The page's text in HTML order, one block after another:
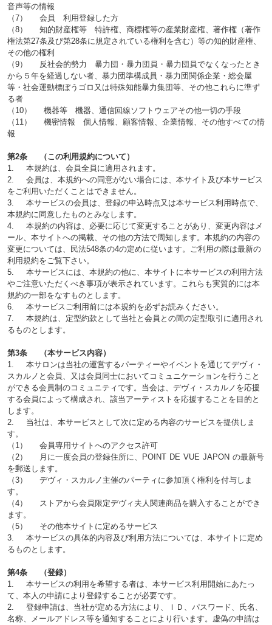
音声等の情報
（7） 会員 利用登録した方
（8） 知的財産権等 特許権、商標権等の産業財産権、著作権（著作
権法第27条及び第28条に規定されている権利を含む）等の知的財産権、
その他の権利
（9） 反社会的勢力 暴力団・暴力団員・暴力団員でなくなったとき
から５年を経過しない者、暴力団準構成員・暴力団関係企業・総会屋
等・社会運動標ぼうゴロ又は特殊知能暴力集団等、その他これらに準ず
る者
（10） 機器等 機器、通信回線ソフトウェアその他一切の手段
（11） 機密情報 個人情報、顧客情報、企業情報、その他すべての情
報
第2条 （この利用規約について）
1. 本規約は、会員全員に適用されます。
2. 会員は、本規約への同意がない場合には、本サイト及び本サービス
をご利用いただくことはできません。
3. 本サービスの会員は、登録の申込時点又は本サービス利用時点で、
本規約に同意したものとみなします。
4. 本規約の内容は、必要に応じて変更することがあり、変更内容はメ
ール、本サイトへの掲載、その他の方法で周知します。本規約の内容の
変更については、民法548条の4の定めに従います。ご利用の際は最新の
利用規約をご覧下さい。
5. 本サービスには、本規約の他に、本サイトに本サービスの利用方法
やご注意いただくべき事項が表示されています。これらも実質的には本
規約の一部をなすものとします。
6. 本サービスご利用前には本規約を必ずお読みください。
7. 本規約は、定型約款として当社と会員との間の定型取引に適用され
るものとします。
第3条 （本サービス内容）
1. 本サロンは当社の運営するパーティーやイベントを通じてデヴィ・
スカルノと会員、又は会員同士においてコミュニケーションを行うこと
ができる会員制のコミュニティです。当会は、デヴィ・スカルノを応援
する会員によって構成され、該当アーティストを応援することを目的と
します。
2. 当社は、本サービスとして次に定める内容のサービスを提供しま
す。
（1） 会員専用サイトへのアクセス許可
（2） 月に一度会員の登録住所に、POINT DE VUE JAPON の最新号
を郵送します。
（3） デヴィ・スカルノ主催のパーティに参加頂く権利を付与しま
す。
（4） ストアから会員限定デヴィ夫人関連商品を購入することができ
ます。
（5） その他本サイトに定めるサービス
3. 本サービスの具体的内容及び利用方法については、本サイトに定め
るものとします。
第4条 （登録）
1. 本サービスの利用を希望する者は、本サービス利用開始にあたっ
て、本人の申請により登録することが必要です。
2. 登録申請は、当社が定める方法により、ＩＤ、パスワード、氏名、
名称、メールアドレス等を通知することにより行います。虚偽の申請は